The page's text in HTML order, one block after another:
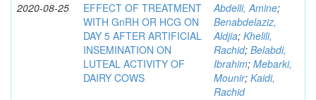
2020-08-25
EFFECT OF TREATMENT
WITH GnRH OR HCG ON
DAY 5 AFTER ARTIFICIAL
INSEMINATION ON
LUTEAL ACTIVITY OF
DAIRY COWS
Abdelli, Amine;
Benabdelaziz,
Aldjia; Khelili,
Rachid; Belabdi,
Ibrahim; Mebarki,
Mounir; Kaidi,
Rachid